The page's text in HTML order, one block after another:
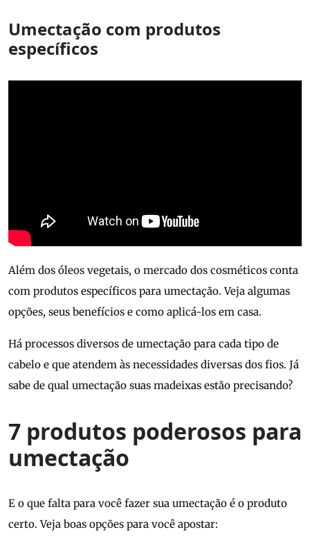
Umectação com produtos
específicos
Além dos óleos vegetais, o mercado dos cosméticos conta
com produtos específicos para umectação. Veja algumas
opções, seus benefícios e como aplicá-los em casa.
Há processos diversos de umectação para cada tipo de
cabelo e que atendem às necessidades diversas dos fios. Já
sabe de qual umectação suas madeixas estão precisando?
7 produtos poderosos para
umectação
E o que falta para você fazer sua umectação é o produto
certo. Veja boas opções para você apostar: